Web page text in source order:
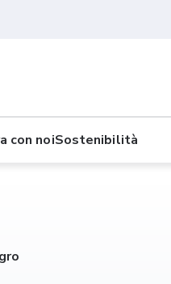
con noiSostenibilità